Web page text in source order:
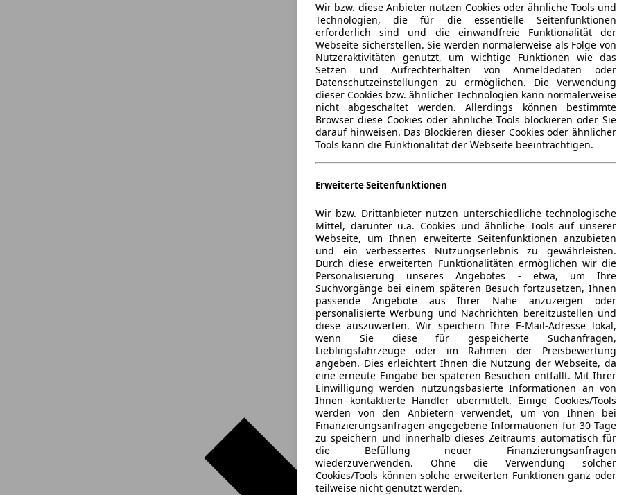
Wir bzw. diese Anbieter nutzen Cookies oder ähnliche Tools und
Technologien, die für die essentielle Seitenfunktionen
erforderlich sind und die einwandfreie Funktionalität der
Webseite sicherstellen. Sie werden normalerweise als Folge von
Nutzeraktivitäten genutzt, um wichtige Funktionen wie das
Setzen und Aufrechterhalten von Anmeldedaten oder
Datenschutzeinstellungen zu ermöglichen. Die Verwendung
dieser Cookies bzw. ähnlicher Technologien kann normalerweise
nicht abgeschaltet werden. Allerdings können bestimmte
Browser diese Cookies oder ähnliche Tools blockieren oder Sie
darauf hinweisen. Das Blockieren dieser Cookies oder ähnlicher
Tools kann die Funktionalität der Webseite beeinträchtigen.
Erweiterte Seitenfunktionen
Wir bzw. Drittanbieter nutzen unterschiedliche technologische
Mittel, darunter u.a. Cookies und ähnliche Tools auf unserer
Webseite, um Ihnen erweiterte Seitenfunktionen anzubieten
und ein verbessertes Nutzungserlebnis zu gewährleisten.
Durch diese erweiterten Funktionalitäten ermöglichen wir die
Personalisierung unseres Angebotes - etwa, um Ihre
Suchvorgänge bei einem späteren Besuch fortzusetzen, Ihnen
passende Angebote aus Ihrer Nähe anzuzeigen oder
personalisierte Werbung und Nachrichten bereitzustellen und
diese auszuwerten. Wir speichern Ihre E-Mail-Adresse lokal,
wenn Sie diese für gespeicherte Suchanfragen,
Lieblingsfahrzeuge oder im Rahmen der Preisbewertung
angeben. Dies erleichtert Ihnen die Nutzung der Webseite, da
eine erneute Eingabe bei späteren Besuchen entfällt. Mit Ihrer
Einwilligung werden nutzungsbasierte Informationen an von
Ihnen kontaktierte Händler übermittelt. Einige Cookies/Tools
werden von den Anbietern verwendet, um von Ihnen bei
Finanzierungsanfragen angegebene Informationen für 30 Tage
zu speichern und innerhalb dieses Zeitraums automatisch für
die Befüllung neuer Finanzierungsanfragen
wiederzuverwenden. Ohne die Verwendung solcher
Cookies/Tools können solche erweiterten Funktionen ganz oder
teilweise nicht genutzt werden.